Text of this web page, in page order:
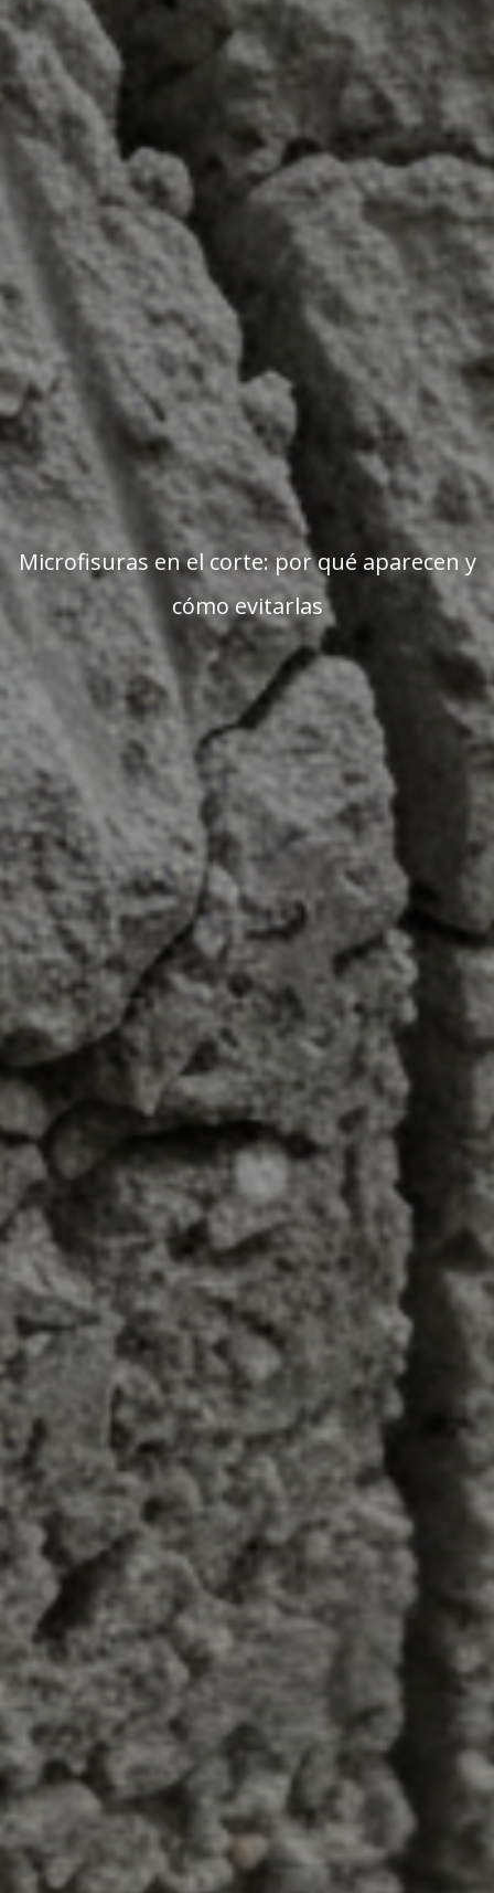
Microfisuras en el corte: por qué aparecen y
cómo evitarlas